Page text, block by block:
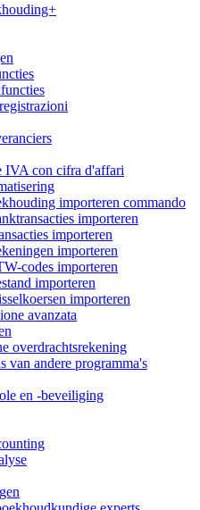
IVA con cifra d'affari
importeren commando
importeren
importeren
importeren
codes importeren
importeren
importeren
avanzata
overdrachtsrekening
van andere programma's
en -beveiliging